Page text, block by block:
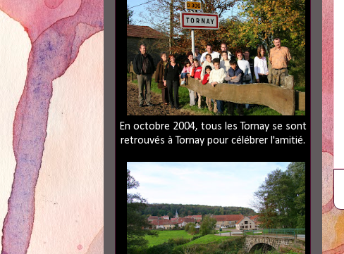
En octobre 2004, tous les Tornay se sont
retrouvés à Tornay pour célébrer l'amitié.